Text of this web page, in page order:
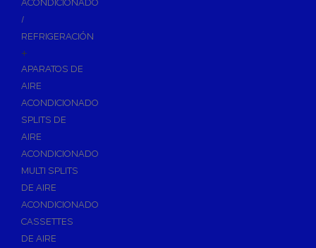
Asientos y Tapas de WC
Lavabos
Urinarios
Bidés
Vertederos Baño
Sanitarios Suspendidos
Placas de Accionamiento para Cisternas
Cisternas Empotradas
ACONDICIONADO
/
REFRIGERACIÓN
+
APARATOS DE
AIRE
ACONDICIONADO
SPLITS DE
AIRE
ACONDICIONADO
MULTI SPLITS
DE AIRE
ACONDICIONADO
CASSETTES
DE AIRE